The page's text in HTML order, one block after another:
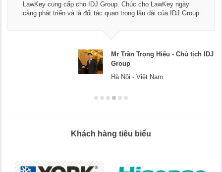
LawKey cung cấp cho IDJ Group. Chúc cho LawKey ngày
càng phát triển và là đối tác quan trọng lâu dài của IDJ Group.
Mr Trần Trọng Hiếu - Chủ tịch IDJ
Group
Hà Nội - Việt Nam
Khách hàng tiêu biểu